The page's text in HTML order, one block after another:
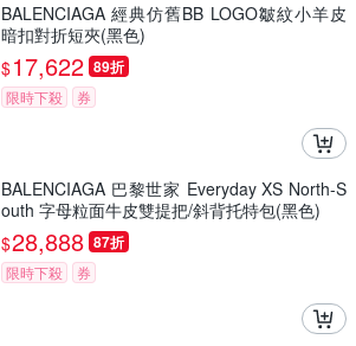
BALENCIAGA 經典仿舊BB LOGO皺紋小羊皮
暗扣對折短夾(黑色)
$17,622 89折
限時下殺 券
BALENCIAGA 巴黎世家 Everyday XS North-S
outh 字母粒面牛皮雙提把/斜背托特包(黑色)
$28,888 87折
限時下殺 券